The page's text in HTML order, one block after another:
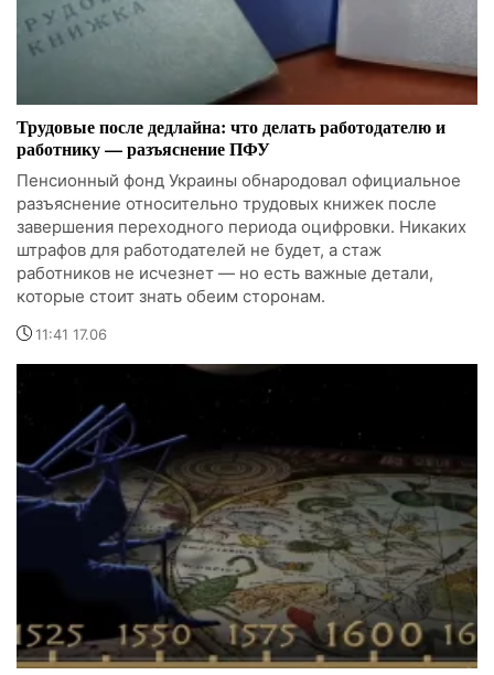
Трудовые после дедлайна: что делать работодателю и
работнику — разъяснение ПФУ
Пенсионный фонд Украины обнародовал официальное
разъяснение относительно трудовых книжек после
завершения переходного периода оцифровки. Никаких
штрафов для работодателей не будет, а стаж
работников не исчезнет — но есть важные детали,
которые стоит знать обеим сторонам.
11:41 17.06